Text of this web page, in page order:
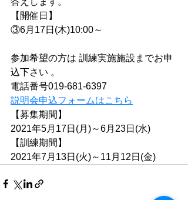
【開催日】
③6月17日(木)10:00～
参加希望の方は 訓練実施施設までお申
込下さい 。
電話番号019-681-6397
説明会申込フォームはこちら
【募集期間】
2021年5月17日(月)～6月23日(水)
【訓練期間】
2021年7月13日(火)～11月12日(金)